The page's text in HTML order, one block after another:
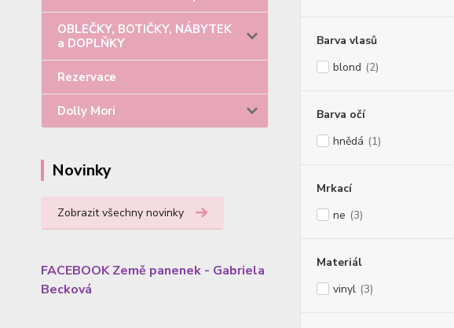
OBLEČKY, BOTIČKY, NÁBYTEK
a DOPLŇKY
Rezervace
Dolly Mori
Novinky
Zobrazit všechny novinky
FACEBOOK Země panenek - Gabriela
Becková
Barva vlasů
blond (2)
Barva očí
hnědá (1)
Mrkací
ne (3)
Materiál
vinyl (3)